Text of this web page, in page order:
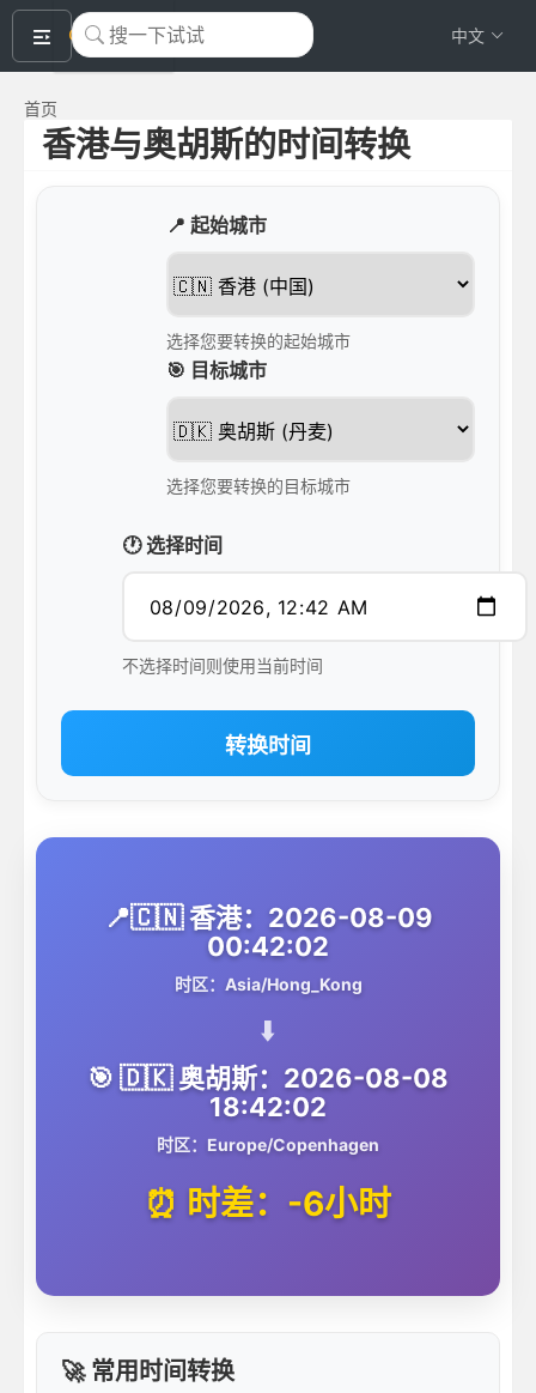
okeyTool 中文
首页
香港与奥胡斯的时间转换
📍 起始城市
选择您要转换的起始城市
🎯 目标城市
选择您要转换的目标城市
🕐 选择时间
不选择时间则使用当前时间
转换时间
📍🇨🇳 香港：2026-08-09
00:42:02
时区：Asia/Hong_Kong
⬇️
🎯 🇩🇰 奥胡斯：2026-08-08
18:42:02
时区：Europe/Copenhagen
⏰ 时差：-6小时
🚀 常用时间转换